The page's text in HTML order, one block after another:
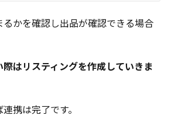
かを確認し出品が確認できる場合
はリスティングを作成していきま
携は完了です。